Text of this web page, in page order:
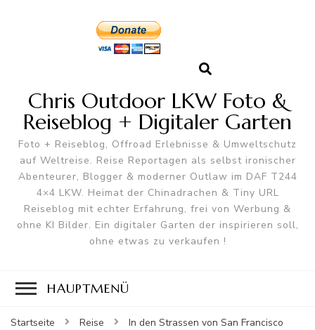
Chris Outdoor LKW Foto &
Reiseblog + Digitaler Garten
Foto + Reiseblog, Offroad Erlebnisse & Umweltschutz
auf Weltreise. Reise Reportagen als selbst ironischer
Abenteurer, Blogger & moderner Outlaw im DAF T244
4×4 LKW. Heimat der Chinadrachen & Tiny URL
Reiseblog mit echter Erfahrung, frei von Werbung &
ohne KI Bilder. Ein digitaler Garten der inspirieren soll,
ohne etwas zu verkaufen !
HAUPTMENÜ
Startseite Reise
In den Strassen von San Francisco